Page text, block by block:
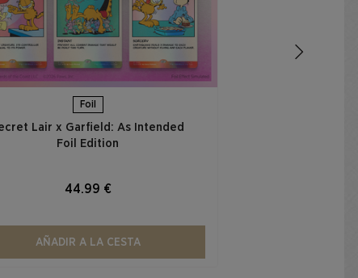
Foil
Lair x Garfield: As Intended
Foil Edition​
44.99 €
AÑADIR A LA CESTA